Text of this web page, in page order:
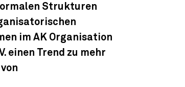
Strukturen
im AK Organisation
einen Trend zu mehr